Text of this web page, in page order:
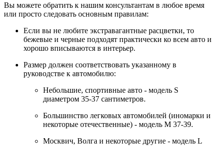
Вы можете обратить к нашим консультантам в любое время
или просто следовать основным правилам:
Если вы не любите экстравагантные расцветки, то
бежевые и черные подходят практически ко всем авто и
хорошо вписываются в интерьер.
Размер должен соответствовать указанному в
руководстве к автомобилю:
Небольшие, спортивные авто - модель S
диаметром 35-37 сантиметров.
Большинство легковых автомобилей (иномарки и
некоторые отечественные) - модель М 37-39.
Москвич, Волга и некоторые другие - модель L